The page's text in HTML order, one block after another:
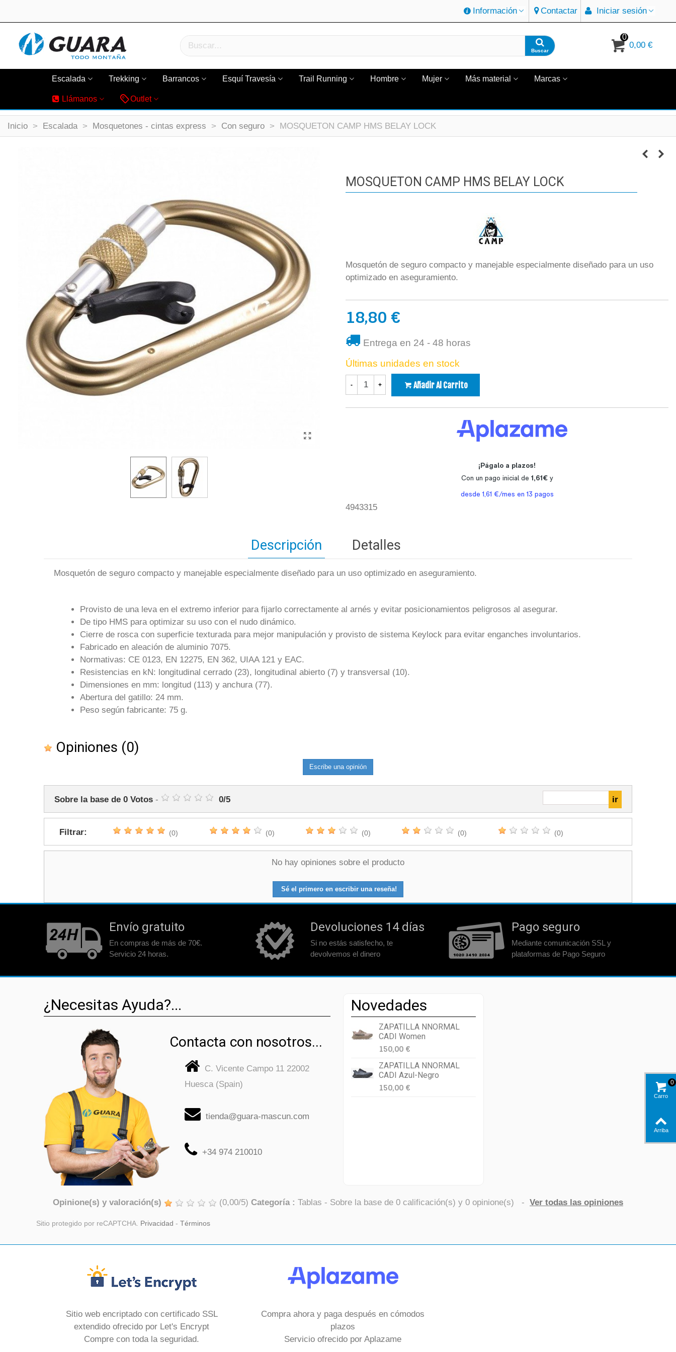
Información Contactar Iniciar sesión
Buscar
0
0,00 €
Escalada Trekking Barrancos Esquí Travesía Trail Running Hombre Mujer Más material Marcas
Llámanos Outlet
Inicio > Escalada > Mosquetones - cintas express > Con seguro > MOSQUETON CAMP HMS BELAY LOCK
MOSQUETON CAMP HMS BELAY LOCK
Mosquetón de seguro compacto y manejable especialmente diseñado para un uso
optimizado en aseguramiento.
18,80 €
Entrega en 24 - 48 horas
Últimas unidades en stock
- + Añadir Al Carrito
4943315
Descripción Detalles
Mosquetón de seguro compacto y manejable especialmente diseñado para un uso optimizado en aseguramiento.
Provisto de una leva en el extremo inferior para fijarlo correctamente al arnés y evitar posicionamientos peligrosos al asegurar.
De tipo HMS para optimizar su uso con el nudo dinámico.
Cierre de rosca con superficie texturada para mejor manipulación y provisto de sistema Keylock para evitar enganches involuntarios.
Fabricado en aleación de aluminio 7075.
Normativas: CE 0123, EN 12275, EN 362, UIAA 121 y EAC.
Resistencias en kN: longitudinal cerrado (23), longitudinal abierto (7) y transversal (10).
Dimensiones en mm: longitud (113) y anchura (77).
Abertura del gatillo: 24 mm.
Peso según fabricante: 75 g.
Opiniones (0)
Escribe una opinión
Sobre la base de 0 Votos - 0/5
Filtrar: (0) (0) (0) (0) (0)
No hay opiniones sobre el producto
Sé el primero en escribir una reseña!
Envío gratuito
En compras de más de 70€.
Servicio 24 horas.
Devoluciones 14 días
Si no estás satisfecho, te
devolvemos el dinero
Pago seguro
Mediante comunicación SSL y
plataformas de Pago Seguro
¿Necesitas Ayuda?...
Contacta con nosotros...
C. Vicente Campo 11 22002
Huesca (Spain)
tienda@guara-mascun.com
+34 974 210010
Novedades
ZAPATILLA NNORMAL
CADI Women
150,00 €
ZAPATILLA NNORMAL
CADI Azul-Negro
150,00 €
Opinione(s) y valoración(s) (0,00/5) Categoría : Tablas - Sobre la base de 0 calificación(s) y 0 opinione(s) - Ver todas las opiniones
Sitio protegido por reCAPTCHA. Privacidad - Términos
Sitio web encriptado con certificado SSL
extendido ofrecido por Let's Encrypt
Compre con toda la seguridad.
Compra ahora y paga después en cómodos
plazos
Servicio ofrecido por Aplazame
Carro
0
Arriba